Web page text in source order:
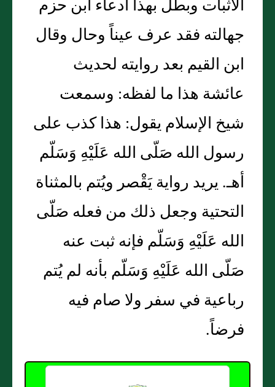
الأثبات وبطل بهذا ادعاء ابن حزم
جهالته فقد عرف عيناً وحال وقال
ابن القيم بعد روايته لحديث
عائشة هذا ما لفظه: وسمعت
شيخ الإسلام يقول: هذا كذب على
رسول الله صَلّى الله عَلَيْهِ وَسَلّم
أهـ. يريد رواية يَقْصر ويُتم بالمثناة
التحتية وجعل ذلك من فعله صَلّى
الله عَلَيْهِ وَسَلّم فإنه ثبت عنه
صَلّى الله عَلَيْهِ وَسَلّم بأنه لم يُتم
رباعية في سفر ولا صام فيه
فرضاً.